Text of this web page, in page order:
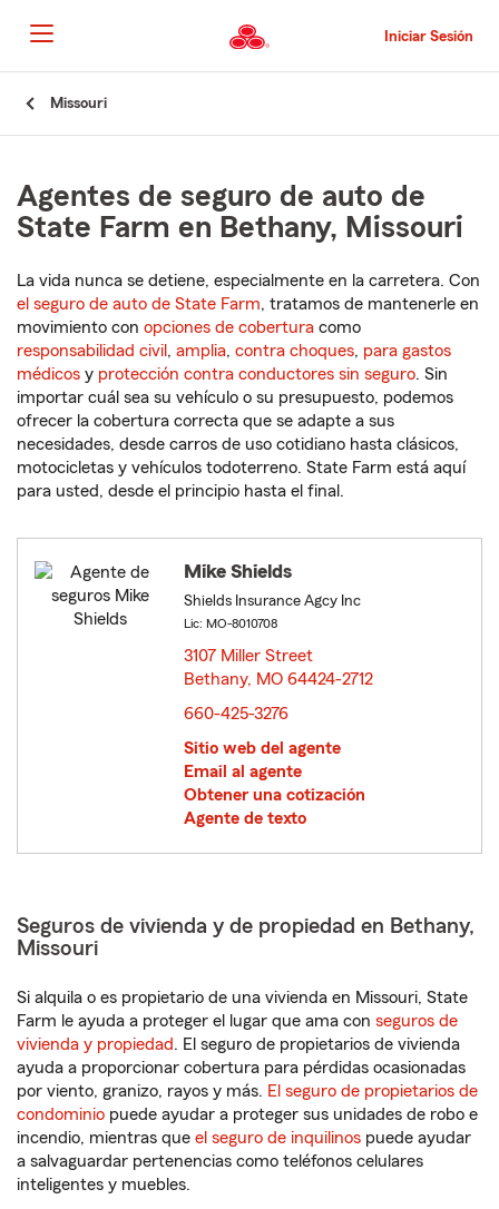
al
contenido
principal
Iniciar Sesión
Missouri
Agentes de seguro de auto de
State Farm en Bethany, Missouri
La vida nunca se detiene, especialmente en la carretera. Con
el seguro de auto de State Farm, tratamos de mantenerle en
movimiento con opciones de cobertura como
responsabilidad civil , amplia, contra choques, para gastos
médicos y protección contra conductores sin seguro. Sin
importar cuál sea su vehículo o su presupuesto, podemos
ofrecer la cobertura correcta que se adapte a sus
necesidades, desde carros de uso cotidiano hasta clásicos,
motocicletas y vehículos todoterreno. State Farm está aquí
para usted, desde el principio hasta el final.
Mike Shields
Shields Insurance Agcy Inc
Lic: MO-8010708
3107 Miller Street
Bethany, MO 64424-2712
660-425-3276
Sitio web del agente
Email al agente
Obtener una cotización
Agente de texto
Seguros de vivienda y de propiedad en Bethany,
Missouri
Si alquila o es propietario de una vivienda en Missouri, State
Farm le ayuda a proteger el lugar que ama con seguros de
vivienda y propiedad. El seguro de propietarios de vivienda
ayuda a proporcionar cobertura para pérdidas ocasionadas
por viento, granizo, rayos y más. El seguro de propietarios de
condominio puede ayudar a proteger sus unidades de robo e
incendio, mientras que el seguro de inquilinos puede ayudar
a salvaguardar pertenencias como teléfonos celulares
inteligentes y muebles.